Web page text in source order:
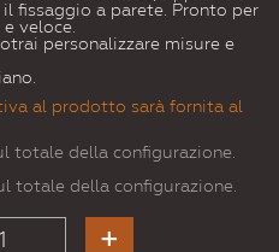
fissaggio a parete. Pronto per
veloce.
personalizzare misure e
al prodotto sarà fornita al
totale della configurazione.
totale della configurazione.